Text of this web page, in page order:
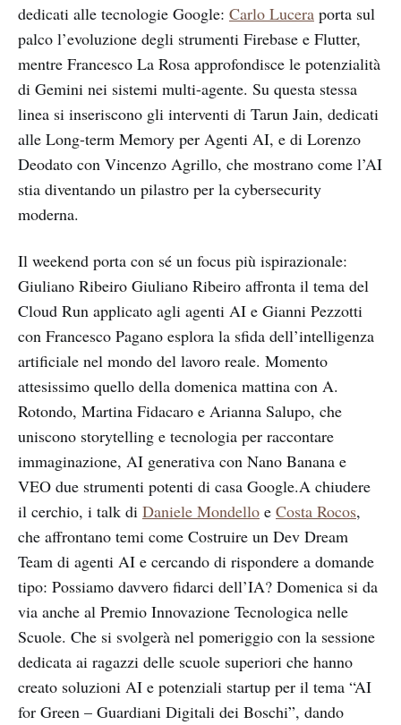
dedicati alle tecnologie Google: Carlo Lucera porta sul
palco l’evoluzione degli strumenti Firebase e Flutter,
mentre Francesco La Rosa approfondisce le potenzialità
di Gemini nei sistemi multi-agente. Su questa stessa
linea si inseriscono gli interventi di Tarun Jain, dedicati
alle Long-term Memory per Agenti AI, e di Lorenzo
Deodato con Vincenzo Agrillo, che mostrano come l’AI
stia diventando un pilastro per la cybersecurity
moderna.
Il weekend porta con sé un focus più ispirazionale:
Giuliano Ribeiro Giuliano Ribeiro affronta il tema del
Cloud Run applicato agli agenti AI e Gianni Pezzotti
con Francesco Pagano esplora la sfida dell’intelligenza
artificiale nel mondo del lavoro reale. Momento
attesissimo quello della domenica mattina con A.
Rotondo, Martina Fidacaro e Arianna Salupo, che
uniscono storytelling e tecnologia per raccontare
immaginazione, AI generativa con Nano Banana e
VEO due strumenti potenti di casa Google.A chiudere
il cerchio, i talk di Daniele Mondello e Costa Rocos,
che affrontano temi come Costruire un Dev Dream
Team di agenti AI e cercando di rispondere a domande
tipo: Possiamo davvero fidarci dell’IA? Domenica si da
via anche al Premio Innovazione Tecnologica nelle
Scuole. Che si svolgerà nel pomeriggio con la sessione
dedicata ai ragazzi delle scuole superiori che hanno
creato soluzioni AI e potenziali startup per il tema “AI
for Green – Guardiani Digitali dei Boschi”, dando